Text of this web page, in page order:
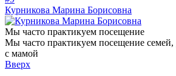
Курникова Марина Борисовна
Мы часто практикуем посещение
Мы часто практикуем посещение семей,
с мамой
Вверх